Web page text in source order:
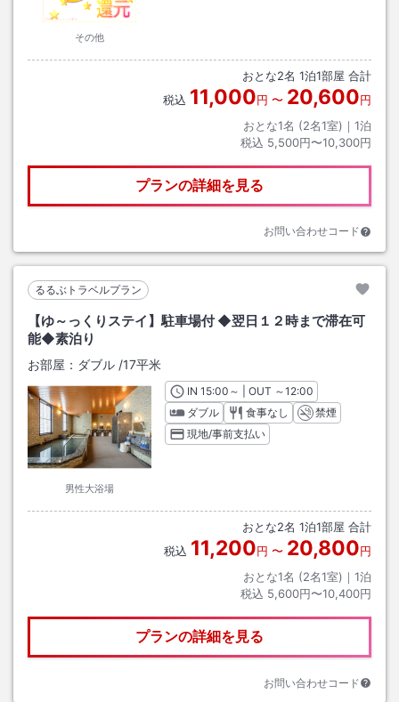
その他
おとな2名 1泊1部屋 合計
税込 11,000円 〜 20,600円
おとな1名 (2名1室)｜ 1泊
税込 5,500円〜10,300円
プランの詳細を見る
お問い合わせコード
るるぶトラベルプラン
【ゆ～っくりステイ】駐車場付 ◆翌日１２時まで滞在可
能◆素泊り
お部屋： ダブル /17平米
男性大浴場
INチェックイン
15:00 ～ | OUT チェックアウト
～12:00
ダブル
食事なし
禁煙
現地/事前支払い
おとな2名 1泊1部屋 合計
税込 11,200円 〜 20,800円
おとな1名 (2名1室)｜ 1泊
税込 5,600円〜10,400円
プランの詳細を見る
お問い合わせコード